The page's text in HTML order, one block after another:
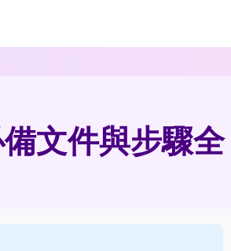
文件與步驟全